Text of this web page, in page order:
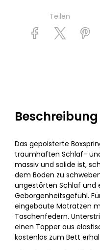
Teilen
Beschreibung
Das gepolsterte
traumhaften Schlaf-
massiv und solide ist,
dem Boden zu
ungestörten Schlaf und
Geborgenheitsgefühl.
eingebaute Matratzen
Taschenfedern.
einen Topper aus
kostenlos zum Bett